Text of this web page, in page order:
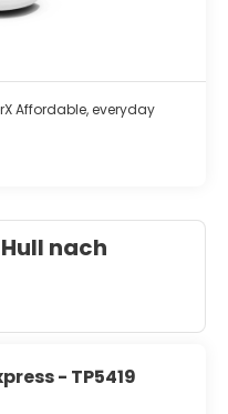
Affordable, everyday
nach
- TP5419